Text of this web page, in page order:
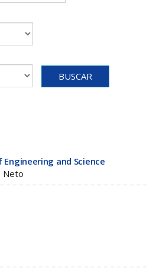
BUSCAR
Engineering and Science
Neto